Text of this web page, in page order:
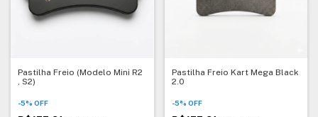
Pastilha Freio (Modelo Mini R2
, S2)
-5% OFF
Pastilha Freio Kart Mega Black
2.0
-5% OFF